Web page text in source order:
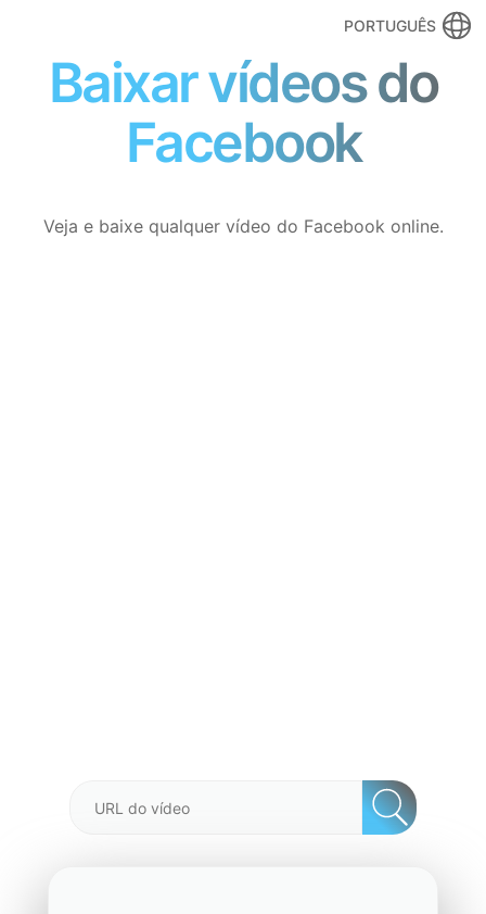
PORTUGUÊS
Baixar vídeos do
Facebook
Veja e baixe qualquer vídeo do Facebook online.